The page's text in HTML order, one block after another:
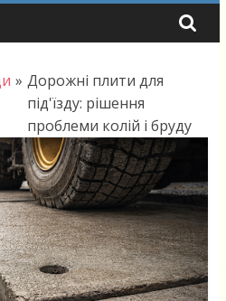
» Дорожні плити для
під'їзду: рішення
проблеми колій і бруду